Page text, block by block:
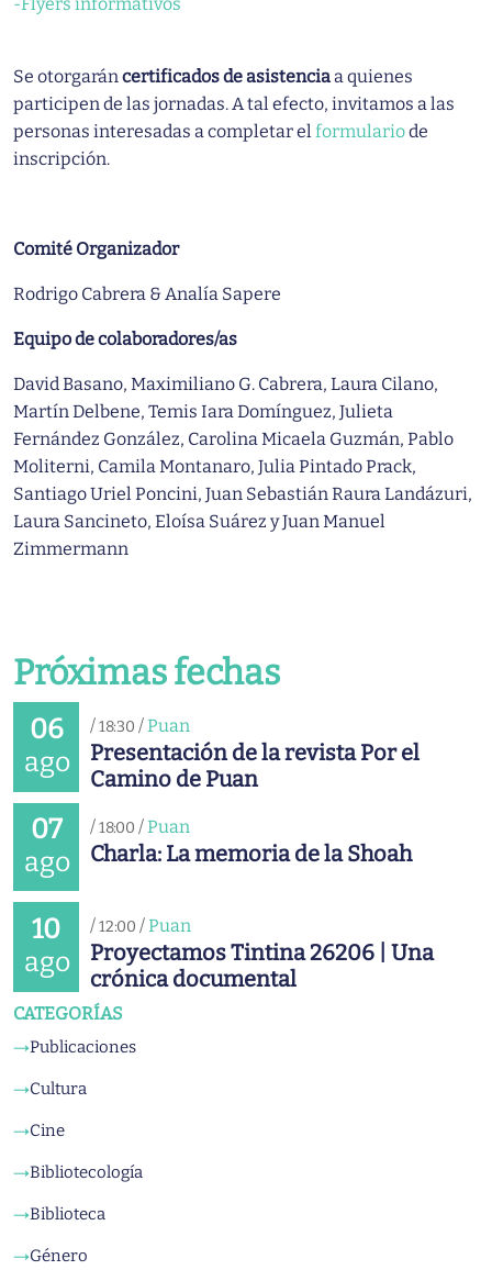
Se otorgaráncertificados de asistenciaa quienes
participen de las jornadas. A tal efecto, invitamos a las
personas interesadas a completar elformulariode
inscripción.
Comité Organizador
Rodrigo Cabrera & Analía Sapere
Equipo de colaboradores/as
David Basano, Maximiliano G. Cabrera, Laura Cilano,
Martín Delbene, Temis Iara Domínguez, Julieta
Fernández González, Carolina Micaela Guzmán, Pablo
Moliterni, Camila Montanaro, Julia Pintado Prack,
Santiago Uriel Poncini, Juan Sebastián Raura Landázuri,
Laura Sancineto, Eloísa Suárez y Juan Manuel
Zimmermann
Próximas fechas
06
ago
/18:30 /Puan
Presentación de la revista Por el
Camino de Puan
07
ago
/18:00 /Puan
Charla: La memoria de la Shoah
10
ago
/12:00 /Puan
Proyectamos Tintina 26206 | Una
crónica documental
CATEGORÍAS
→Publicaciones
→Cultura
→Cine
→Bibliotecología
→Biblioteca
→Género